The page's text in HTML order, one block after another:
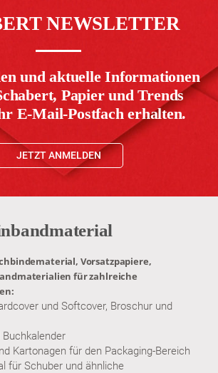
NEWSLETTER
und aktuelle Informationen
Papier und Trends
E-Mail-Postfach erhalten.
JETZT ANMELDEN
Vorsatzpapiere,
für zahlreiche
und Softcover, Broschur und
Kartonagen für den Packaging-Bereich
für Schuber und ähnliche